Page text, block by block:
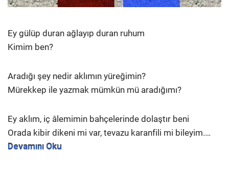
Ey gülüp duran ağlayıp duran ruhum
Kimim ben?
Aradığı şey nedir aklımın yüreğimin?
Mürekkep ile yazmak mümkün mü aradığımı?
Ey aklım, iç âlemimin bahçelerinde dolaştır beni
Orada kibir dikeni mi var, tevazu karanfili mi bileyim.…
Devamını Oku